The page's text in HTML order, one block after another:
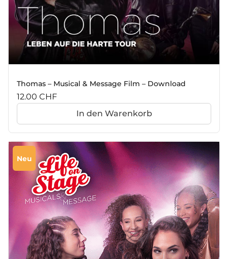
Thomas – Musical & Message Film – Download
12.00 CHF
In den Warenkorb
Neu